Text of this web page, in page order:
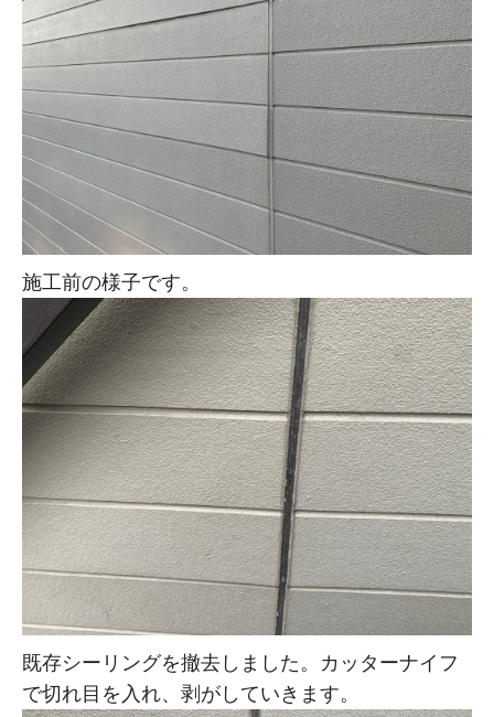
施工前の様子です。
既存シーリングを撤去しました。カッターナイフ
で切れ目を入れ、剥がしていきます。